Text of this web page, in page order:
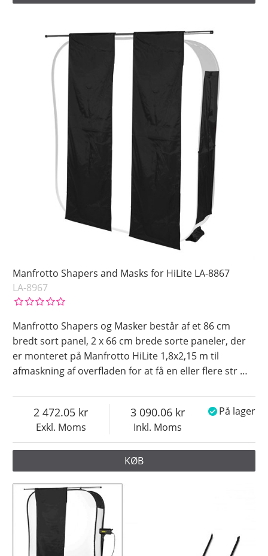
Manfrotto Shapers and Masks for HiLite LA-8867
LA-8967
Manfrotto Shapers og Masker består af et 86 cm
bredt sort panel, 2 x 66 cm brede sorte paneler, der
er monteret på Manfrotto HiLite 1,8x2,15 m til
afmaskning af overfladen for at få en eller flere str …
Exkl. Moms
2 472.05
Inkl. Moms
3 090.06 På lager
KØB